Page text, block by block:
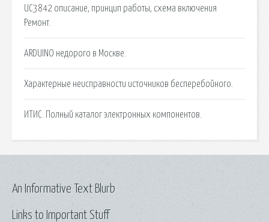
UC3842 описание, принцип работы, схема включения
Ремонт.
ARDUINO недорого в Москве.
Характерные неисправности источников бесперебойного.
ИТИС. Полный каталог электронных компонентов.
Links to Important Stuff
An Informative Text Blurb